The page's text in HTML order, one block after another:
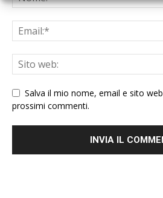
Salva il mio nome, email e sito
prossimi commenti.